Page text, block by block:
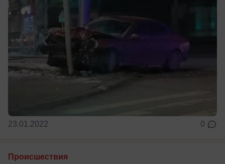
23.01.2022 0
Происшествия